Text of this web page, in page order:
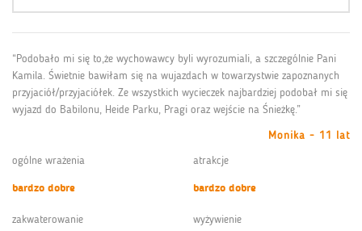
“Podobało mi się to,że wychowawcy byli wyrozumiali, a szczególnie Pani
Kamila. Świetnie bawiłam się na wujazdach w towarzystwie zapoznanych
przyjaciół/przyjaciółek. Ze wszystkich wycieczek najbardziej podobał mi się
wyjazd do Babilonu, Heide Parku, Pragi oraz wejście na Śnieżkę.”
Monika - 11 lat
ogólne wrażenia
bardzo dobre
atrakcje
bardzo dobre
zakwaterowanie
wyżywienie